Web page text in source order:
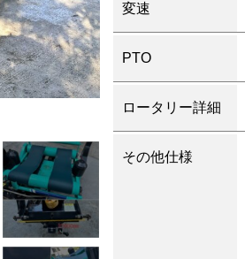
変速
PTO
ロータリー詳細
その他仕様